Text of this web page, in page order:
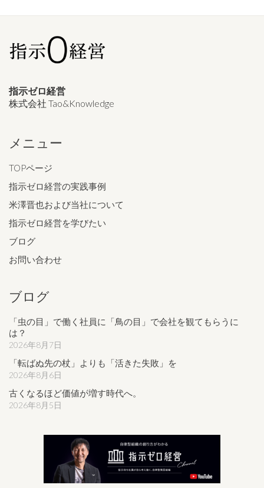
指示ゼロ経営
株式会社 Tao&Knowledge
メニュー
TOPページ
指示ゼロ経営の実践事例
米澤晋也および当社について
指示ゼロ経営を学びたい
ブログ
お問い合わせ
ブログ
「虫の目」で働く社員に「鳥の目」で会社を観てもらうに
は？
2026年8月7日
「転ばぬ先の杖」よりも「活きた失敗」を
2026年8月6日
古くなるほど価値が増す時代へ。
2026年8月5日